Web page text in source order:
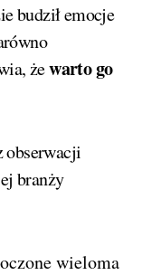
budził emocje
żewarto go
obserwacji
branży
wieloma